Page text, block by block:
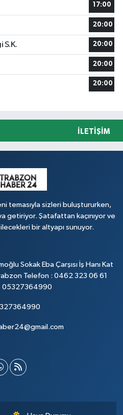
17:00
20:00
S.K. 20:00
20:00
20:00
İLETIŞIM
temasıyla sizleri buluştururken,
getiriyor. Şatafattan kaçınıyor ve
bir altyapı sunuyor.
Sokak Eba Çarşısı İş Hanı Kat
Telefon : 0462 323 06 61
05327364990